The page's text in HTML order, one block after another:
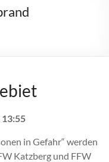
13:55
in Gefahr“ werden
Katzberg und FFW